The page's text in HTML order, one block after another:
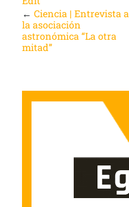
← Ciencia | Entrevista a
la asociación
astronómica “La otra
mitad”